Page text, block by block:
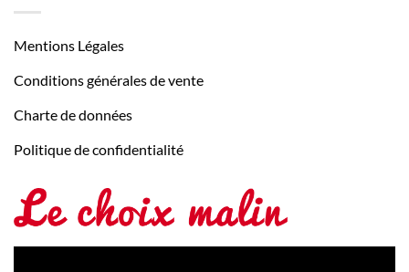
Mentions Légales
Conditions générales de vente
Charte de données
Politique de confidentialité